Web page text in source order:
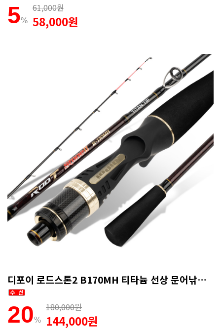
5%
61,000원
58,000원
디포이 로드스톤2 B170MH 티타늄 선상 문어낚시대 심해갑오징어 1회 AS
20%
180,000원
144,000원